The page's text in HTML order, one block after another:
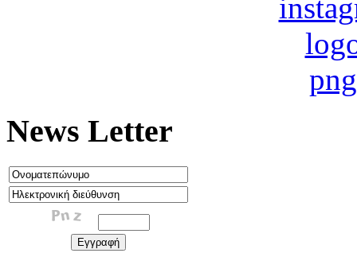
News Letter